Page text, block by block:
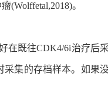
(Wolffetal,2018)。
在既往CDK4/6i治疗后
集的存档样本。如果